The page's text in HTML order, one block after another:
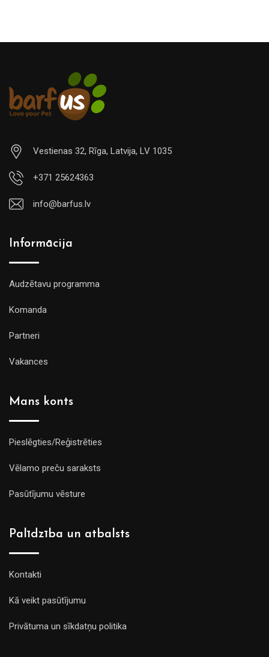
Vestienas 32, Rīga, Latvija, LV 1035
+371 25624363
info@barfus.lv
Informācija
Audzētavu programma
Komanda
Partneri
Vakances
Mans konts
Pieslēgties/Reģistrēties
Vēlamo preču saraksts
Pasūtījumu vēsture
Palīdzība un atbalsts
Kontakti
Kā veikt pasūtījumu
Privātuma un sīkdatņu politika